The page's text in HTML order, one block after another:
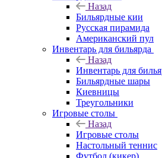
Назад
Бильярдные кии
Русская пирамида
Американский пул
Инвентарь для бильярда
Назад
Инвентарь для
Бильярдные шары
Киевницы
Треугольники
Игровые столы
Назад
Игровые столы
Настольный теннис
Футбол (кикер)